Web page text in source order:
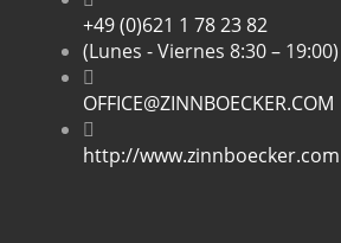
+49 (0)621 1 78 23 82
(Lunes - Viernes 8:30 – 19:00)
OFFICE@ZINNBOECKER.COM
http://www.zinnboecker.com